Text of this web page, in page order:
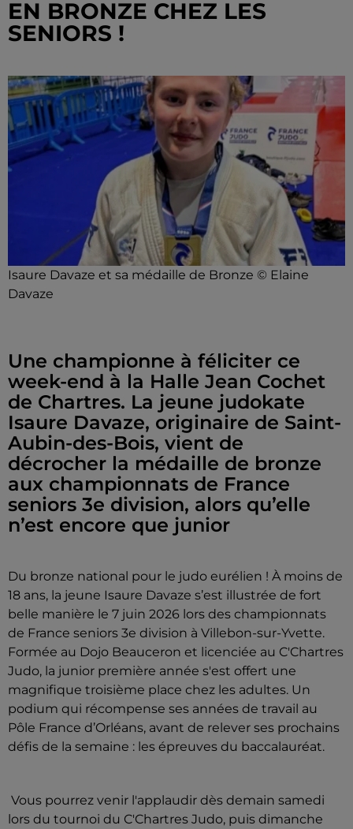
EN BRONZE CHEZ LES
SENIORS !
Isaure Davaze et sa médaille de Bronze © Elaine
Davaze
Une championne à féliciter ce
week-end à la Halle Jean Cochet
de Chartres. La jeune judokate
Isaure Davaze, originaire de Saint-
Aubin-des-Bois, vient de
décrocher la médaille de bronze
aux championnats de France
seniors 3e division, alors qu’elle
n’est encore que junior
Du bronze national pour le judo eurélien ! À moins de
18 ans, la jeune Isaure Davaze s’est illustrée de fort
belle manière le 7 juin 2026 lors des championnats
de France seniors 3e division à Villebon-sur-Yvette.
Formée au Dojo Beauceron et licenciée au C'Chartres
Judo, la junior première année s'est offert une
magnifique troisième place chez les adultes. Un
podium qui récompense ses années de travail au
Pôle France d’Orléans, avant de relever ses prochains
défis de la semaine : les épreuves du baccalauréat.
Vous pourrez venir l'applaudir dès demain samedi
lors du tournoi du C'Chartres Judo, puis dimanche